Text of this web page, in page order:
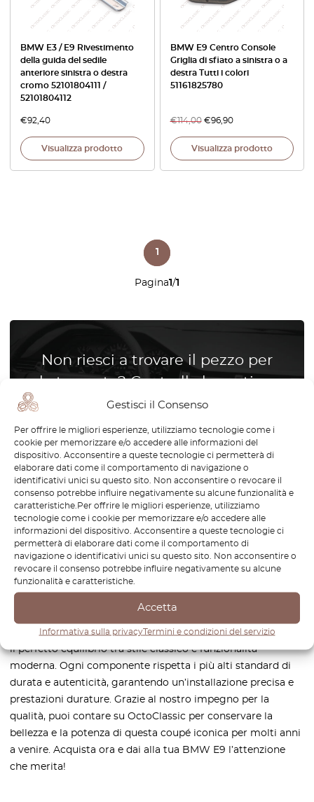
Gestisci il Consenso
Per offrire le migliori esperienze, utilizziamo tecnologie come i
cookie per memorizzare e/o accedere alle informazioni del
dispositivo. Acconsentire a queste tecnologie ci permetterà di
elaborare dati come il comportamento di navigazione o
identificativi unici su questo sito. Non acconsentire o revocare il
consenso potrebbe influire negativamente su alcune funzionalità e
caratteristiche.Per offrire le migliori esperienze, utilizziamo
tecnologie come i cookie per memorizzare e/o accedere alle
informazioni del dispositivo. Acconsentire a queste tecnologie ci
permetterà di elaborare dati come il comportamento di
navigazione o identificativi unici su questo sito. Non acconsentire o
revocare il consenso potrebbe influire negativamente su alcune
funzionalità e caratteristiche.
Accetta
Informativa sulla privacyTermini e condizioni del servizio
BMW E3 / E9 Rivestimento
della guida del sedile
anteriore sinistra o destra
cromo 52101804111 /
52101804112
€92,40
Visualizza prodotto
BMW E9 Centro Console
Griglia di sfiato a sinistra o a
destra Tutti i colori
51161825780
€114,00 €96,90
Visualizza prodotto
Pagina1/1
1
Non riesci a trovare il pezzo per
la tua auto? Controlla le parti su
richiesta.
Riproduciamo parti per tutte le
marche di automobili
Come funziona?
Da OctoClassic, offriamo una vasta gamma di componenti
di alta qualità progettati specificamente per la BMW E9.
Che tu stia restaurando la tua E9 alla sua gloria originale o
curata di parti rare e difficili da trovare ti aiuterà a ottenere
il perfetto equilibrio tra stile classico e funzionalità
moderna. Ogni componente rispetta i più alti standard di
durata e autenticità, garantendo un’installazione precisa e
prestazioni durature. Grazie al nostro impegno per la
qualità, puoi contare su OctoClassic per conservare la
bellezza e la potenza di questa coupé iconica per molti anni
a venire. Acquista ora e dai alla tua BMW E9 l’attenzione
che merita!